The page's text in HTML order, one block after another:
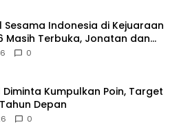
Sesama Indonesia di Kejuaraan
Masih Terbuka, Jonatan dan
di Jalur Berbeda
0
Diminta Kumpulkan Poin, Target
Depan
0